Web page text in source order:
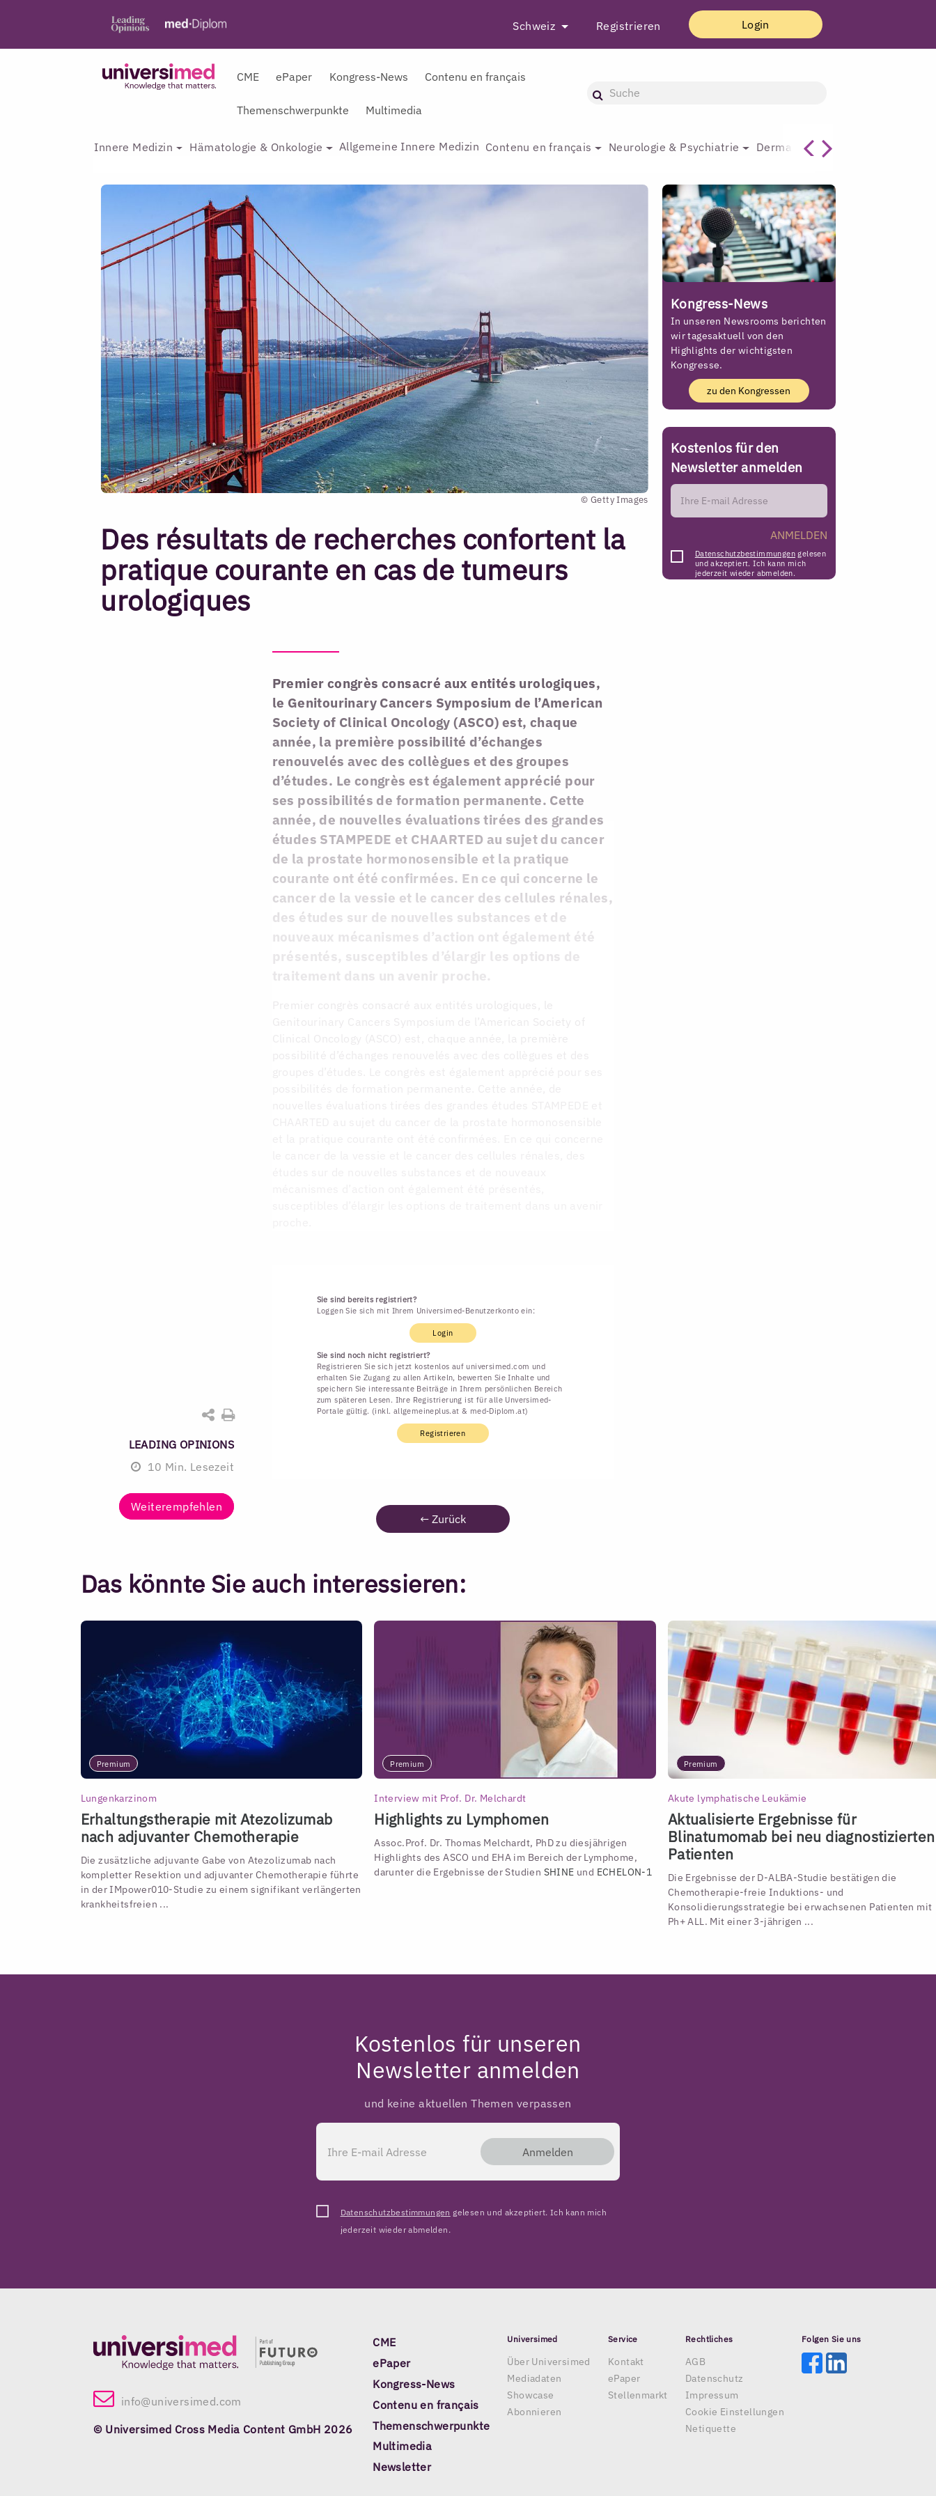
Schweiz Registrieren Login
CME ePaper Kongress-News Contenu en français
Themenschwerpunkte Multimedia
Innere Medizin Hämatologie & Onkologie Allgemeine Innere Medizin Contenu en français Neurologie & Psychiatrie Dermatologie & Plastische
© Getty Images
Des résultats de recherches confortent la
pratique courante en cas de tumeurs
urologiques
LEADING OPINIONS
10 Min. Lesezeit
Weiterempfehlen
Premier congrès consacré aux entités urologiques,
le Genitourinary Cancers Symposium de l’American
Society of Clinical Oncology (ASCO) est, chaque
année, la première possibilité d’échanges
renouvelés avec des collègues et des groupes
d’études. Le congrès est également apprécié pour
ses possibilités de formation permanente. Cette
année, de nouvelles évaluations tirées des grandes
études STAMPEDE et CHAARTED au sujet du cancer
de la prostate hormonosensible et la pratique
courante ont été confirmées. En ce qui concerne le
cancer de la vessie et le cancer des cellules rénales,
des études sur de nouvelles substances et de
nouveaux mécanismes d’action ont également été
présentés, susceptibles d’élargir les options de
traitement dans un avenir proche.
Sie sind bereits registriert?
Loggen Sie sich mit Ihrem Universimed-Benutzerkonto ein:
Login
Sie sind noch nicht registriert?
Registrieren Sie sich jetzt kostenlos auf universimed.com und
erhalten Sie Zugang zu allen Artikeln, bewerten Sie Inhalte und
speichern Sie interessante Beiträge in Ihrem persönlichen Bereich
zum späteren Lesen. Ihre Registrierung ist für alle Unversimed-
Portale gültig. (inkl. allgemeineplus.at & med-Diplom.at)
Registrieren
← Zurück
Das könnte Sie auch interessieren:
Premium
Lungenkarzinom
Erhaltungstherapie mit Atezolizumab
nach adjuvanter Chemotherapie
Die zusätzliche adjuvante Gabe von Atezolizumab nach
kompletter Resektion und adjuvanter Chemotherapie führte
in der IMpower010-Studie zu einem signifikant verlängerten
krankheitsfreien ...
Premium
Interview mit Prof. Dr. Melchardt
Highlights zu Lymphomen
Assoc.Prof. Dr. Thomas Melchardt, PhD zu diesjährigen
Highlights des ASCO und EHA im Bereich der Lymphome,
darunter die Ergebnisse der Studien SHINE und ECHELON-1
Premium
Akute lymphatische Leukämie
Aktualisierte Ergebnisse für
Blinatumomab bei neu diagnostizierten
Patienten
Die Ergebnisse der D-ALBA-Studie bestätigen die
Chemotherapie-freie Induktions- und
Konsolidierungsstrategie bei erwachsenen Patienten mit
Ph+ ALL. Mit einer 3-jährigen ...
Kongress-News
In unseren Newsrooms berichten
wir tagesaktuell von den
Highlights der wichtigsten
Kongresse.
zu den Kongressen
Kostenlos für den
Newsletter anmelden
ANMELDEN
Datenschutzbestimmungen gelesen
und akzeptiert. Ich kann mich
jederzeit wieder abmelden.
Kostenlos für unseren
Newsletter anmelden
und keine aktuellen Themen verpassen
Anmelden
Datenschutzbestimmungen gelesen und akzeptiert. Ich kann mich
jederzeit wieder abmelden.
info@universimed.com
© Universimed Cross Media Content GmbH 2026
CME
ePaper
Kongress-News
Contenu en français
Themenschwerpunkte
Multimedia
Newsletter
Universimed
Über Universimed
Mediadaten
Showcase
Abonnieren
Service
Kontakt
ePaper
Stellenmarkt
Rechtliches
AGB
Datenschutz
Impressum
Cookie Einstellungen
Netiquette
Folgen Sie uns